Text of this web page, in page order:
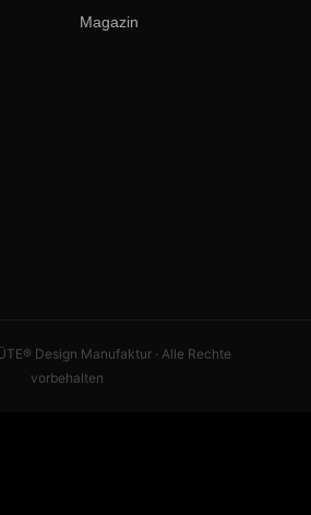
Magazin
Design Manufaktur · Alle Rechte
vorbehalten